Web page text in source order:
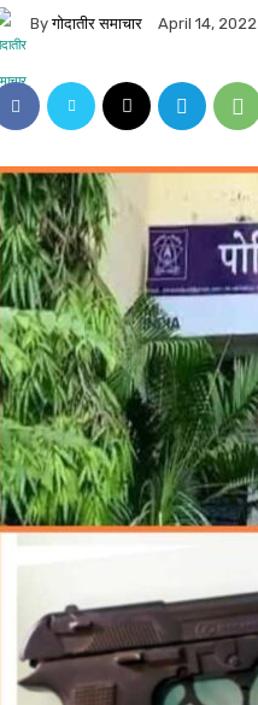
By गोदातीर समाचार April 14, 2022